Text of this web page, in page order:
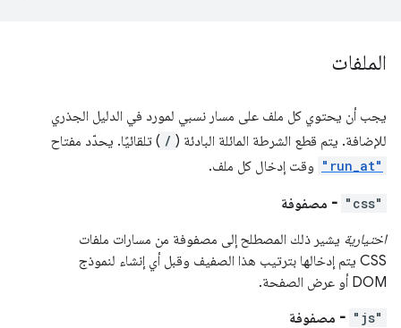
الملفات
يجب أن يحتوي كل ملف على مسار نسبي لمورد في الدليل الجذري
للإضافة. يتم قطع الشرطة المائلة البادئة ( / ) تلقائيًا. يحدّد مفتاح
"run_at" وقت إدخال كل ملف.
"css" - مصفوفة
اختيارية يشير ذلك المصطلح إلى مصفوفة من مسارات ملفات
CSS يتم إدخالها بترتيب هذا الصفيف وقبل أي إنشاء لنموذج
DOM أو عرض الصفحة.
"js" - مصفوفة